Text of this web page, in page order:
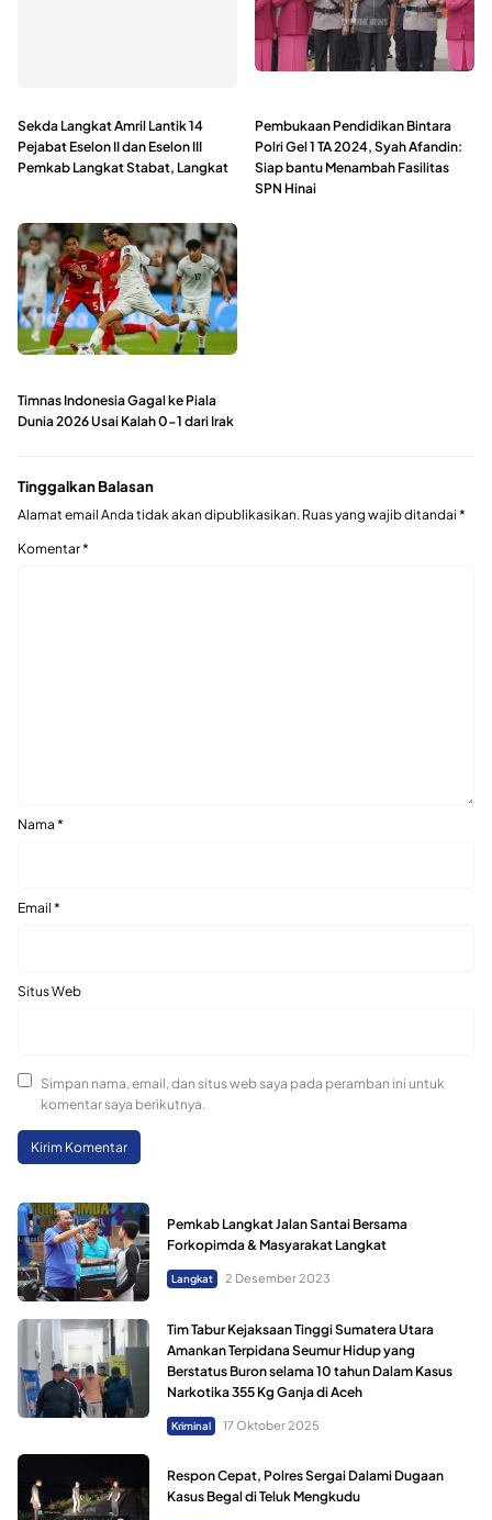
Sekda Langkat Amril Lantik 14
Pejabat Eselon II dan Eselon III
Pemkab Langkat Stabat, Langkat
Pembukaan Pendidikan Bintara
Polri Gel 1 TA 2024, Syah Afandin:
Siap bantu Menambah Fasilitas
SPN Hinai
Timnas Indonesia Gagal ke Piala
Dunia 2026 Usai Kalah 0-1 dari Irak
Tinggalkan Balasan
Alamat email Anda tidak akan dipublikasikan. Ruas yang wajib ditandai *
Komentar*
Nama *
Email *
Situs Web
Simpan nama, email, dan situs web saya pada peramban ini untuk
komentar saya berikutnya.
Pemkab Langkat Jalan Santai Bersama
Forkopimda & Masyarakat Langkat
Langkat 2 Desember 2023
Tim Tabur Kejaksaan Tinggi Sumatera Utara
Amankan Terpidana Seumur Hidup yang
Berstatus Buron selama 10 tahun Dalam Kasus
Narkotika 355 Kg Ganja di Aceh
Kriminal 17 Oktober 2025
Respon Cepat, Polres Sergai Dalami Dugaan
Kasus Begal di Teluk Mengkudu